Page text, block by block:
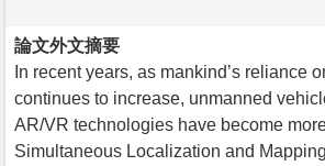
論文外文摘要
In recent years, as mankind’s reliance
continues to increase, unmanned
AR/VR technologies have become
Simultaneous Localization and